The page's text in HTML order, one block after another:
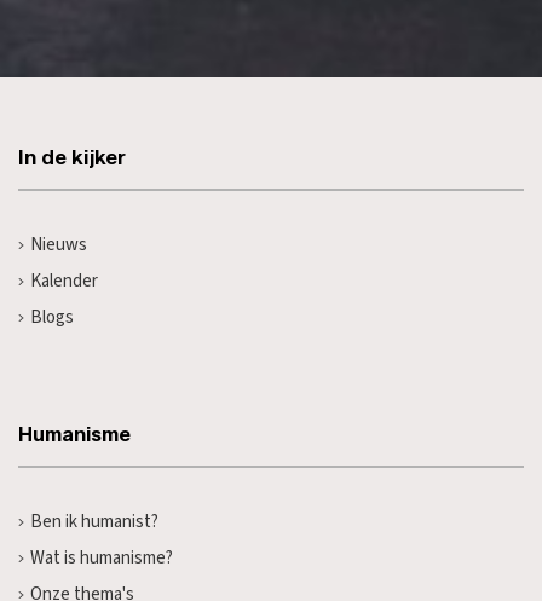
In de kijker
Nieuws
Kalender
Blogs
Humanisme
Ben ik humanist?
Wat is humanisme?
Onze thema's